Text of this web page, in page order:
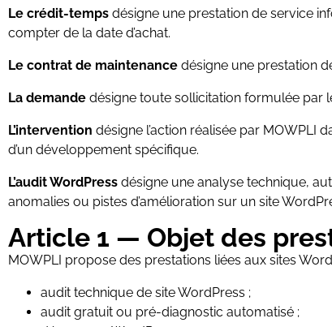
Le crédit-temps désigne une prestation de service
compter de la date d’achat.
Le contrat de maintenance désigne une prestation
La demande désigne toute sollicitation formulée par
L’intervention désigne l’action réalisée par MOWPLI
d’un développement spécifique.
L’audit WordPress désigne une analyse technique,
anomalies ou pistes d’amélioration sur un site
Article 1 — Objet des
MOWPLI propose des prestations liées aux sites
audit technique de site WordPress ;
audit gratuit ou pré-diagnostic automatisé ;